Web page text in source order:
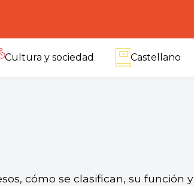
Cultura y sociedad Castellano
cómo se clasifican, su función y